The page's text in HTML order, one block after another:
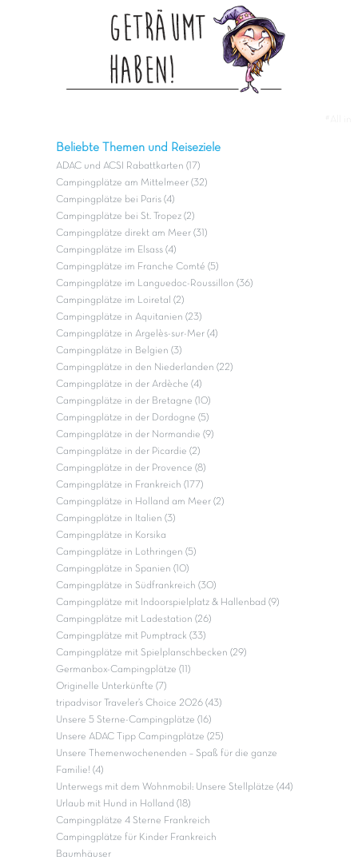
Beliebte Themen und Reiseziele
ADAC und ACSI Rabattkarten (17)
Campingplätze am Mittelmeer (32)
Campingplätze bei Paris (4)
Campingplätze bei St. Tropez (2)
Campingplätze direkt am Meer (31)
Campingplätze im Elsass (4)
Campingplätze im Franche Comté (5)
Campingplätze im Languedoc-Roussillon (36)
Campingplätze im Loiretal (2)
Campingplätze in Aquitanien (23)
Campingplätze in Argelès-sur-Mer (4)
Campingplätze in Belgien (3)
Campingplätze in den Niederlanden (22)
Campingplätze in der Ardèche (4)
Campingplätze in der Bretagne (10)
Campingplätze in der Dordogne (5)
Campingplätze in der Normandie (9)
Campingplätze in der Picardie (2)
Campingplätze in der Provence (8)
Campingplätze in Frankreich (177)
Campingplätze in Holland am Meer (2)
Campingplätze in Italien (3)
Campingplätze in Korsika
Campingplätze in Lothringen (5)
Campingplätze in Spanien (10)
Campingplätze in Südfrankreich (30)
Campingplätze mit Indoorspielplatz & Hallenbad (9)
Campingplätze mit Ladestation (26)
Campingplätze mit Pumptrack (33)
Campingplätze mit Spielplanschbecken (29)
Germanbox-Campingplätze (11)
Originelle Unterkünfte (7)
tripadvisor Traveler’s Choice 2026 (43)
Unsere 5 Sterne-Campingplätze (16)
Unsere ADAC Tipp Campingplätze (25)
Unsere Themenwochenenden – Spaß für die ganze
Familie! (4)
Unterwegs mit dem Wohnmobil: Unsere Stellplätze (44)
Urlaub mit Hund in Holland (18)
Campingplätze 4 Sterne Frankreich
Campingplätze für Kinder Frankreich
Baumhäuser